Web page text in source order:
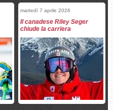
martedì 7 aprile 2026
Il canadese Riley Seger
chiude la carriera